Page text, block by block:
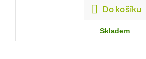
 Do košíku
Skladem